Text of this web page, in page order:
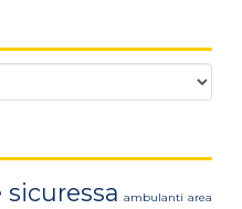
ambulanti area